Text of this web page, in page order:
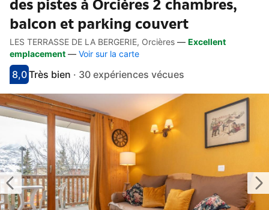
des pistes à Orcières 2 chambres,
balcon et parking couvert
Accès rapides
Aller à la description
Aller aux équipements
Aller aux hébergements
Aller aux conditions
LES TERRASSE DE LA BERGERIE, Orcières — Excellent
emplacement — Voir sur la carte
Avec une note de 8
8,0
très bienTrès bien · 30 expériences vécues